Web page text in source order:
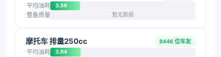
平均油耗 3.59
整备质量 暂无数据
摩托车 排量250cc 8446 位车友
平均油耗 3.64